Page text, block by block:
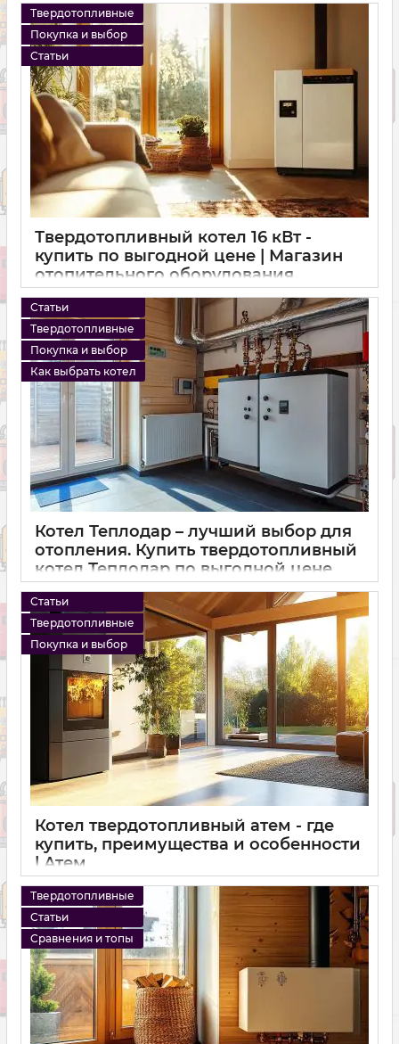
16 10 2024 0
Твердотопливные
Покупка и выбор
Статьи
Твердотопливный котел 16 кВт -
купить по выгодной цене | Магазин
отопительного оборудования
15 10 2024 0
Статьи
Твердотопливные
Покупка и выбор
Как выбрать котел
Котел Теплодар – лучший выбор для
отопления. Купить твердотопливный
котел Теплодар по выгодной цене
15 10 2024 0
Статьи
Твердотопливные
Покупка и выбор
Котел твердотопливный атем - где
купить, преимущества и особенности
| Атем
15 10 2024 0
Твердотопливные
Статьи
Сравнения и топы